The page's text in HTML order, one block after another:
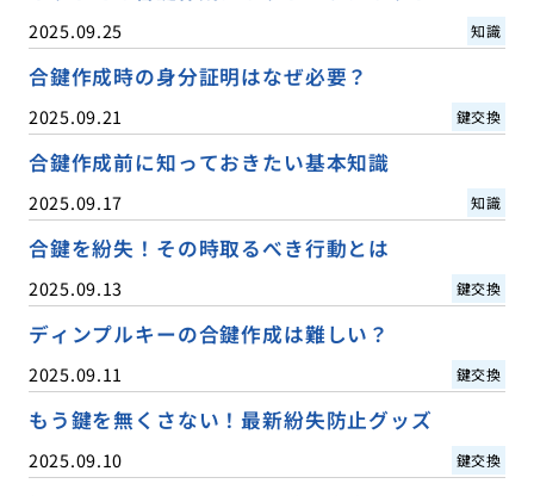
2025.09.25 知識
合鍵作成時の身分証明はなぜ必要？
2025.09.21 鍵交換
合鍵作成前に知っておきたい基本知識
2025.09.17 知識
合鍵を紛失！その時取るべき行動とは
2025.09.13 鍵交換
ディンプルキーの合鍵作成は難しい？
2025.09.11 鍵交換
もう鍵を無くさない！最新紛失防止グッズ
2025.09.10 鍵交換